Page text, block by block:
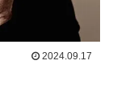
2024.09.17